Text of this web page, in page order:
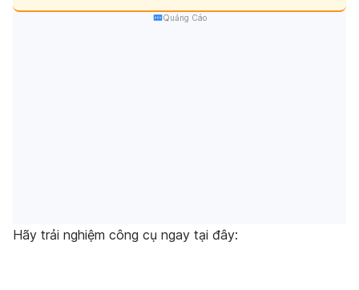
Quảng Cáo
Hãy trải nghiệm công cụ ngay tại đây: